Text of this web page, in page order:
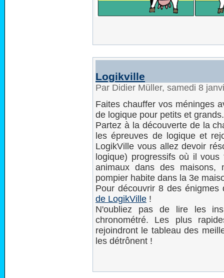
Logikville
Par Didier Müller, samedi 8
Faites chauffer vos méninges
de logique pour petits et grands.
Partez à la découverte de la
les épreuves de logique et
LogikVille vous allez devoir
logique) progressifs où il
animaux dans des maisons,
pompier habite dans la 3e
Pour découvrir 8 des
de LogikVille !
N'oubliez pas de lire les
chronométré. Les plus
rejoindront le tableau des
les détrônent !